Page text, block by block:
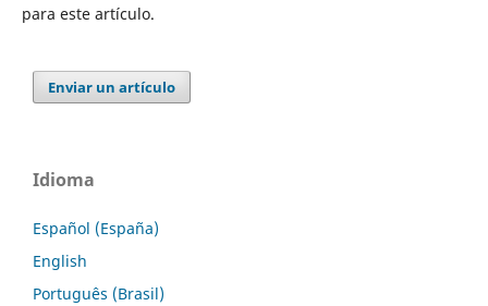
para este artículo.
Enviar un artículo
Idioma
Español (España)
English
Português (Brasil)